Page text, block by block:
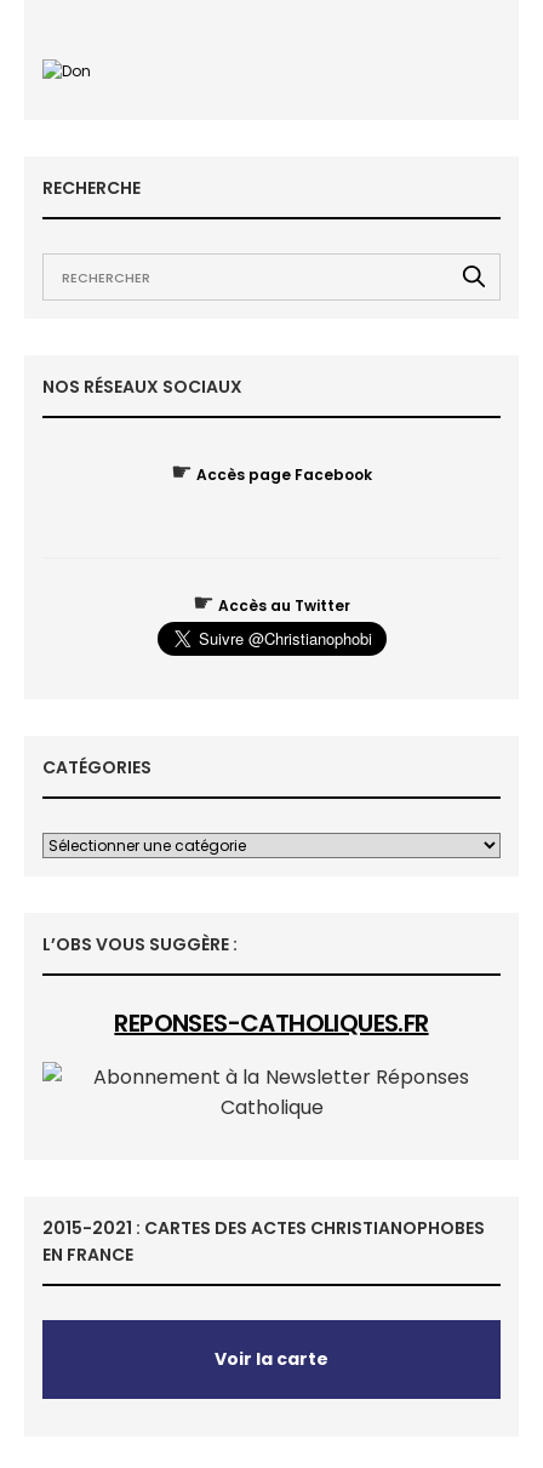
RECHERCHE
NOS RÉSEAUX SOCIAUX
☛ Accès page Facebook
☛ Accès au Twitter
CATÉGORIES
L’OBS VOUS SUGGÈRE :
REPONSES-CATHOLIQUES.FR
2015-2021 : CARTES DES ACTES CHRISTIANOPHOBES
EN FRANCE
Voir la carte